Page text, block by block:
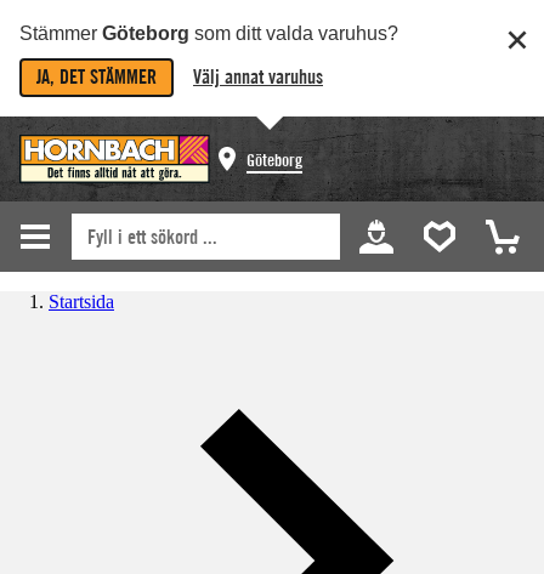
Stämmer Göteborg som ditt valda varuhus?
JA, DET STÄMMER Välj annat varuhus
Göteborg
Startsida